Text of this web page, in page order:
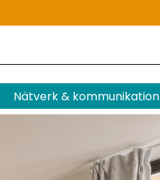
Nätverk & kommunikation